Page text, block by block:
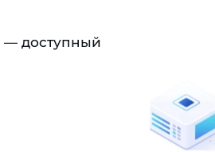
— доступный